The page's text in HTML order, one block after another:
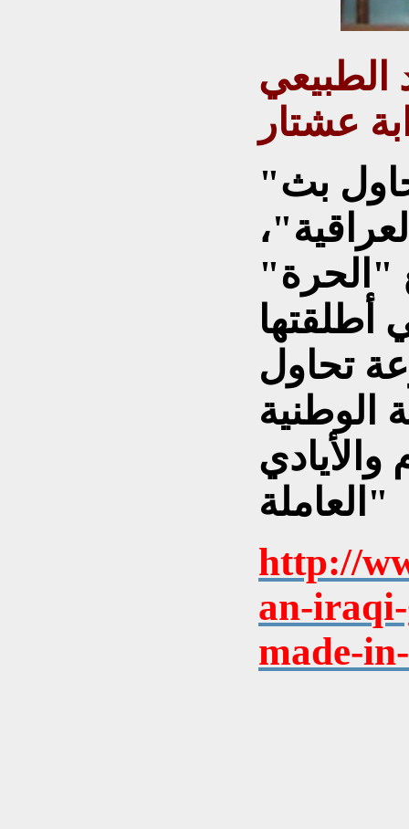
الطبيعي
عشتار
"بـ'صنع في العراق' نحاول بث
"الحرة"
أطلقتها
تحاول
الوطنية
والأيادي
العاملة"
http://
an-
made-